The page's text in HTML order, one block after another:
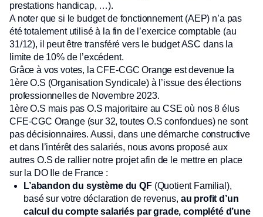
prestations handicap, …).
A noter que si le budget de fonctionnement (AEP) n’a pas
été totalement utilisé à la fin de l’exercice comptable (au
31/12), il peut être transféré vers le budget ASC dans la
limite de 10% de l’excédent.
Grâce à vos votes, la CFE-CGC Orange est devenue la
1ère O.S (Organisation Syndicale) à l’issue des élections
professionnelles de Novembre 2023.
1ère O.S mais pas O.S majoritaire au CSE où nos 8 élus
CFE-CGC Orange (sur 32, toutes O.S confondues) ne sont
pas décisionnaires. Aussi, dans une démarche constructive
et dans l’intérêt des salariés, nous avons proposé aux
autres O.S de rallier notre projet afin de le mettre en place
sur la DO Ile de France :
L’abandon du système du QF (Quotient Familial),
basé sur votre déclaration de revenus, au profit d’un
calcul du compte salariés par grade, complété d’une